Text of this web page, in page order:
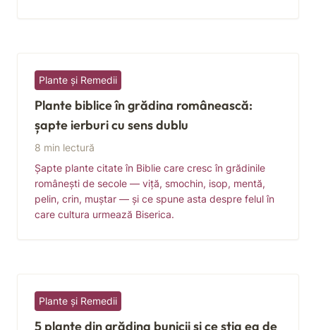
Plante și Remedii
Plante biblice în grădina românească:
șapte ierburi cu sens dublu
8 min lectură
Șapte plante citate în Biblie care cresc în grădinile
românești de secole — viță, smochin, isop, mentă,
pelin, crin, muștar — și ce spune asta despre felul în
care cultura urmează Biserica.
Plante și Remedii
5 plante din grădina bunicii și ce știa ea de